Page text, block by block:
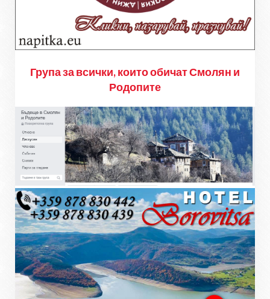
Група за всички, които обичат Смолян и
Родопите